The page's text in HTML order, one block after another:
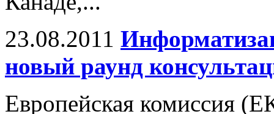
23.08.2011
новый раунд
Европейская комиссия